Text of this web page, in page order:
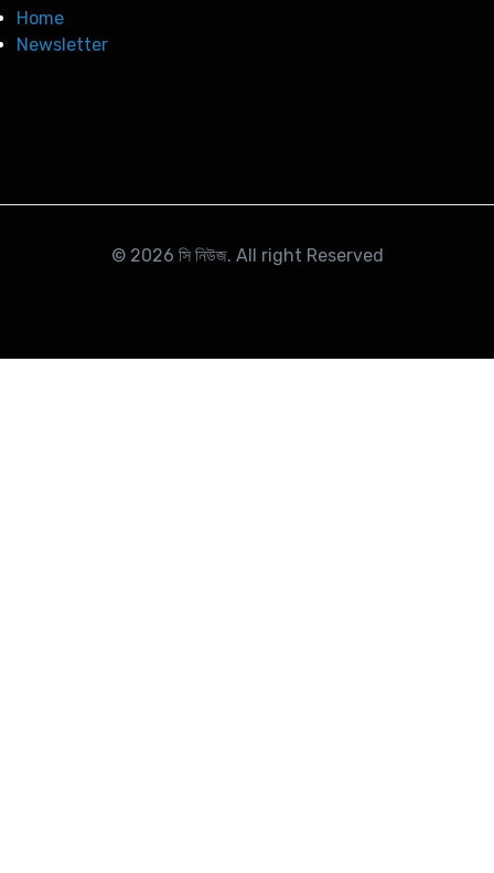
Home
Newsletter
© 2026 সি নিউজ. All right Reserved